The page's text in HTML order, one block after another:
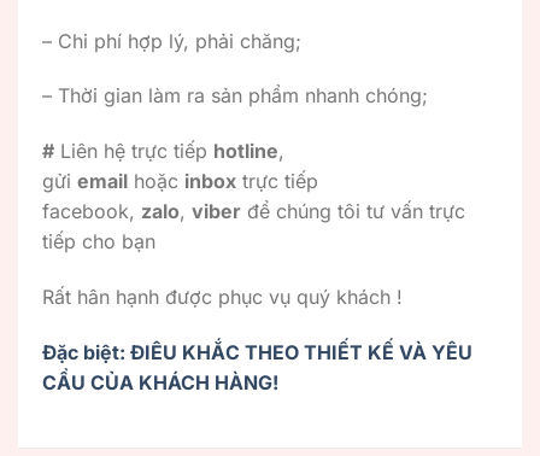
– Chi phí hợp lý, phải chăng;
– Thời gian làm ra sản phẩm nhanh chóng;
# Liên hệ trực tiếp hotline,
gửi email hoặc inbox trực tiếp
facebook, zalo, viber để chúng tôi tư vấn trực
tiếp cho bạn
Rất hân hạnh được phục vụ quý khách !
Đặc biệt: ĐIÊU KHẮC THEO THIẾT KẾ VÀ YÊU
CẦU CỦA KHÁCH HÀNG!